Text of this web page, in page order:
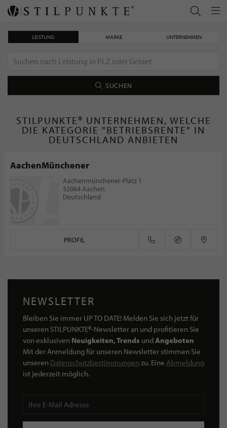
LEISTUNG MARKE UNTERNEHMEN
SUCHEN
STILPUNKTE® UNTERNEHMEN, WELCHE
DIE KATEGORIE "BETRIEBSRENTE" IN
DEUTSCHLAND ANBIETEN
AachenMünchener
Aachenmünchener-Platz 1
52064 Aachen
Deutschland
PROFIL
NEWSLETTER
Bleiben Sie immer UP TO DATE! Melden Sie sich jetzt für
unseren STILPUNKTE®-Newsletter an und profitieren Sie
von exklusiven Neuigkeiten, Trends undAngeboten
Mit der Anmeldung für unseren Newsletter stimmen Sie
unseren Datenschutzbestimmungen zu. Eine Abmeldung
ist jederzeit möglich.